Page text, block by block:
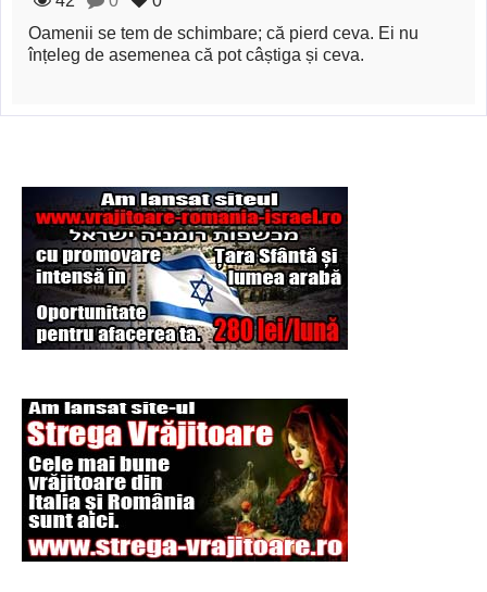
Şi-a vândut soţia
pentru un ritual de
Oamenii se tem de schimbare; că pierd ceva. Ei nu
înțeleg de asemenea că pot câștiga și ceva.